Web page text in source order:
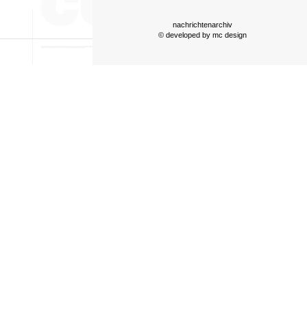
nachrichtenarchiv
© developed by mc design